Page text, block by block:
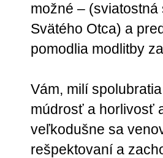
možné –
Svätého Otca) a
pomodlia modlitby
Vám, milí
múdrosť a horlivosť
veľkodušne sa
rešpektovaní a